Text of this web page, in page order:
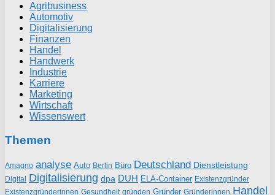
Agribusiness
Automotiv
Digitalisierung
Finanzen
Handel
Handwerk
Industrie
Karriere
Marketing
Wirtschaft
Wissenswert
Themen
Amagno analyse Auto Berlin Büro Deutschland Dienstleistung
Digital Digitalisierung dpa DUH ELA-Container Existenzgründer
Existenzgründerinnen Gesundheit gründen Gründer Gründerinnen Handel